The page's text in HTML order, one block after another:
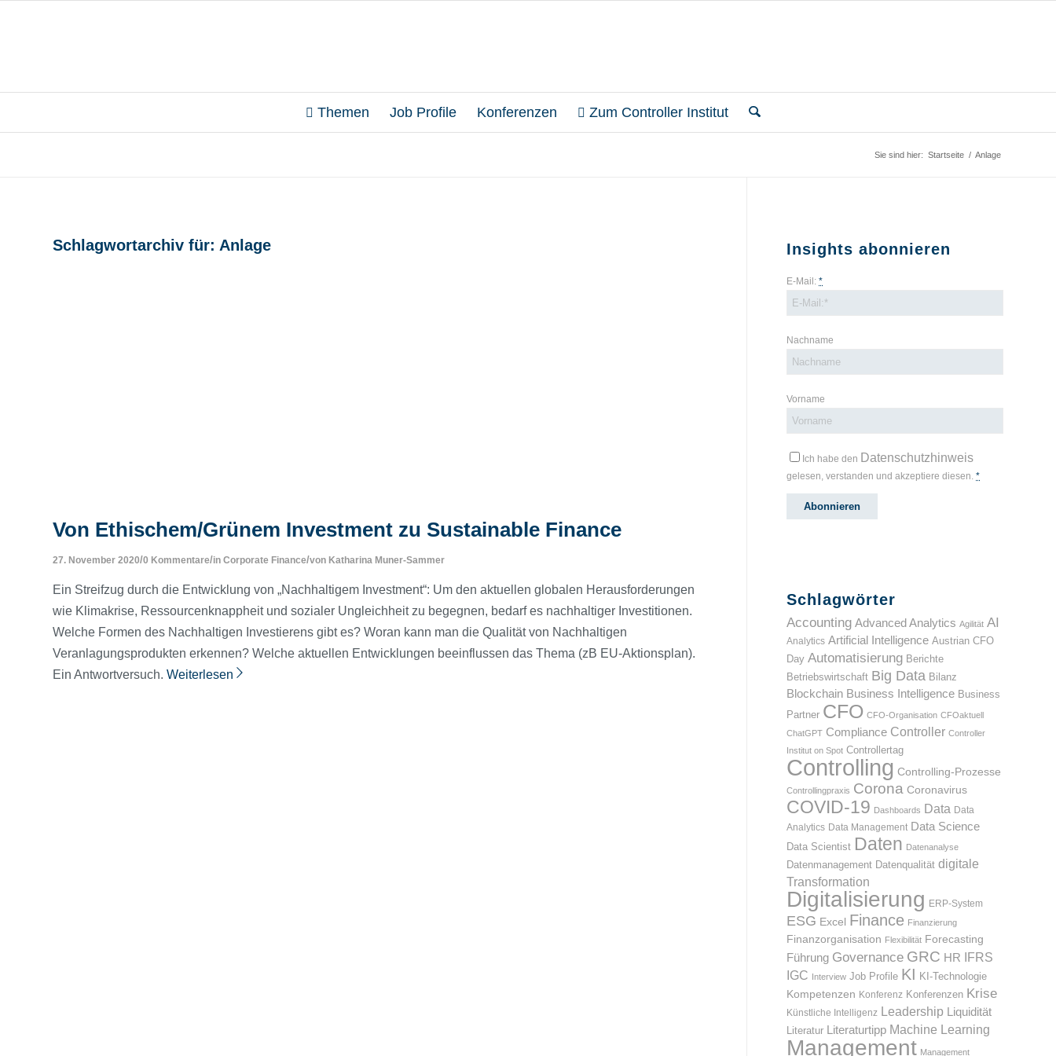
Themen Job Profile Konferenzen Zum Controller Institut
Sie sind hier: Startseite / Anlage
Schlagwortarchiv für: Anlage
Von Ethischem/Grünem Investment zu Sustainable Finance
27. November 2020/0 Kommentare/in Corporate Finance/von Katharina Muner-Sammer
Ein Streifzug durch die Entwicklung von „Nachhaltigem Investment“: Um den aktuellen globalen Herausforderungen
wie Klimakrise, Ressourcenknappheit und sozialer Ungleichheit zu begegnen, bedarf es nachhaltiger Investitionen.
Welche Formen des Nachhaltigen Investierens gibt es? Woran kann man die Qualität von Nachhaltigen
Veranlagungsprodukten erkennen? Welche aktuellen Entwicklungen beeinflussen das Thema (zB EU-Aktionsplan).
Ein Antwortversuch. Weiterlesen
Insights abonnieren
E-Mail:*
Nachname
Vorname
Ich habe den Datenschutzhinweis
gelesen, verstanden und akzeptiere diesen.*
Schlagwörter
Accounting Advanced Analytics Agilität AI
Analytics Artificial Intelligence Austrian CFO
Day Automatisierung Berichte
Betriebswirtschaft Big Data Bilanz
Blockchain Business Intelligence Business
Partner CFO CFO-Organisation CFOaktuell
ChatGPT Compliance Controller Controller
Institut on Spot Controllertag
Controlling Controlling-Prozesse
Controllingpraxis Corona Coronavirus
COVID-19 Dashboards Data Data
Analytics Data Management Data Science
Data Scientist Daten Datenanalyse
Datenmanagement Datenqualität digitale
Transformation
Digitalisierung ERP-System
ESG Excel Finance Finanzierung
Finanzorganisation Flexibilität Forecasting
Führung Governance GRC HR IFRS
IGC Interview Job Profile KI KI-Technologie
Kompetenzen Konferenz Konferenzen Krise
Künstliche Intelligenz Leadership Liquidität
Literatur Literaturtipp Machine Learning
Management Management